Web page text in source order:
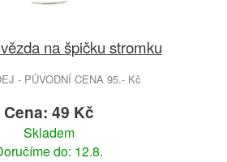
na špičku stromku
- PŮVODNÍ CENA 95.- Kč
Cena: 49 Kč
Skladem
do: 12.8.